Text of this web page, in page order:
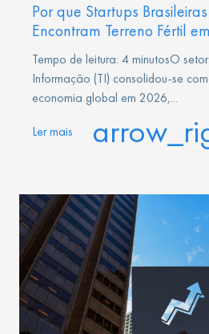
Por que Startups
Encontram Terreno Fértil
Tempo de leitura: 4 minutosO
Informação (TI) consolidou-se
economia global em 2026,...
Ler mais